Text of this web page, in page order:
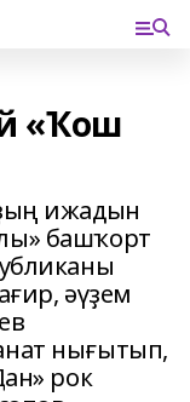
«Ҡош
ижадын
башҡорт
әүҙем
нығытып,
рок